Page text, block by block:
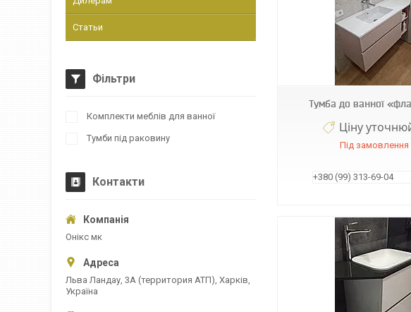
Тумба до ванної
Ціну
Під замовлення
+380 (99) 313-69-04
Статьи
Фільтри
Комплекти меблів для ванної
Тумби під раковину
Контакти
Онікс мк
Льва Ландау, 3А (территория АТП), Харків,
Україна